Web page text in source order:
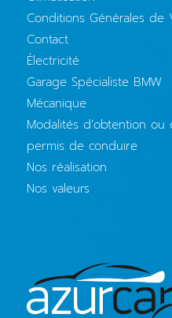
Conditions Générales de
Contact
Électricité
Garage Spécialiste BMW
Mécanique
Modalités d’obtention
permis de conduire
Nos réalisation
Nos valeurs